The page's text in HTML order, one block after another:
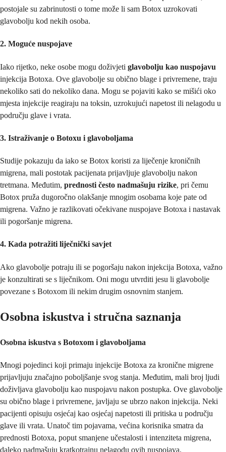
postojale su zabrinutosti o tome može li sam Botox uzrokovati
glavobolju kod nekih osoba.
2. Moguće nuspojave
Iako rijetko, neke osobe mogu doživjeti glavobolju kao nuspojavu
injekcija Botoxa. Ove glavobolje su obično blage i privremene, traju
nekoliko sati do nekoliko dana. Mogu se pojaviti kako se mišići oko
mjesta injekcije reagiraju na toksin, uzrokujući napetost ili nelagodu u
području glave i vrata.
3. Istraživanje o Botoxu i glavoboljama
Studije pokazuju da iako se Botox koristi za liječenje kroničnih
migrena, mali postotak pacijenata prijavljuje glavobolju nakon
tretmana. Međutim, prednosti često nadmašuju rizike, pri čemu
Botox pruža dugoročno olakšanje mnogim osobama koje pate od
migrena. Važno je razlikovati očekivane nuspojave Botoxa i nastavak
ili pogoršanje migrena.
4. Kada potražiti liječnički savjet
Ako glavobolje potraju ili se pogoršaju nakon injekcija Botoxa, važno
je konzultirati se s liječnikom. Oni mogu utvrditi jesu li glavobolje
povezane s Botoxom ili nekim drugim osnovnim stanjem.
Osobna iskustva i stručna saznanja
Osobna iskustva s Botoxom i glavoboljama
Mnogi pojedinci koji primaju injekcije Botoxa za kronične migrene
prijavljuju značajno poboljšanje svog stanja. Međutim, mali broj ljudi
doživljava glavobolju kao nuspojavu nakon postupka. Ove glavobolje
su obično blage i privremene, javljaju se ubrzo nakon injekcija. Neki
pacijenti opisuju osjećaj kao osjećaj napetosti ili pritiska u području
glave ili vrata. Unatoč tim pojavama, većina korisnika smatra da
prednosti Botoxa, poput smanjene učestalosti i intenziteta migrena,
daleko nadmašuju kratkotrajnu nelagodu ovih nuspojava.